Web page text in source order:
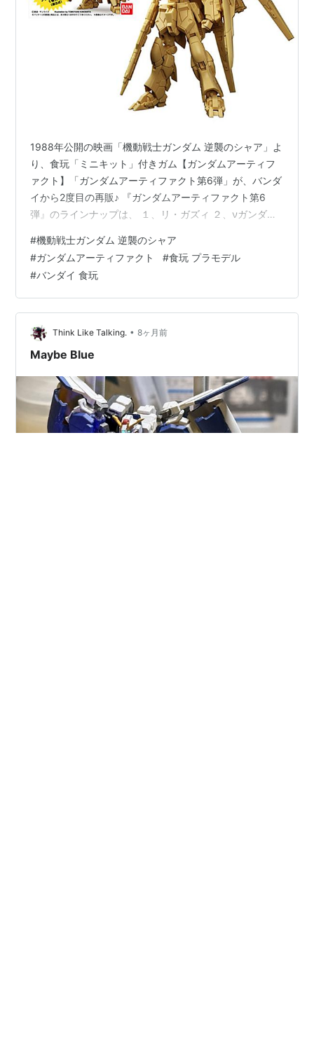
1988年公開の映画「機動戦士ガンダム 逆襲のシャア」よ
り、食玩「ミニキット」付きガム【ガンダムアーティフ
ァクト】「ガンダムアーティファクト第6弾」が、バンダ
イから2度目の再販♪ 『ガンダムアーティファクト第6
弾』のラインナップは、 １、リ・ガズィ ２、νガンダム
クト・ドーガ（クエス機） ６、ギラ・ドーガ（レズン
機） ７、ギラ・ドーガ の全7種よりメーカー規定の比率
に従い封入。 実質、全5種。 完成時の基本サイズは、 全
高：約5.5cm x 全幅：約4cm。 【食玩】機動戦士ガンダ
ム 逆襲のシャア『ガンダムアーティファクト第6弾』10
個入…
#機動戦士ガンダム 逆襲のシャア
#ガンダムアーティファクト #食玩 プラモデル
#バンダイ 食玩
Think Like Talking. • 8ヶ月前
Maybe Blue